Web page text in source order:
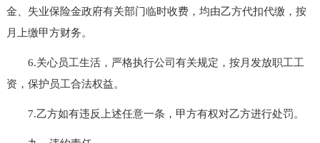
金、失业保险金政府有关部门临时收费，均由乙方代扣代缴，按
月上缴甲方财务。
6.关心员工生活，严格执行公司有关规定，按月发放职工工
资，保护员工合法权益。
7.乙方如有违反上述任意一条，甲方有权对乙方进行处罚。